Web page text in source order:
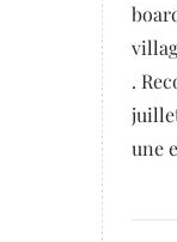
.
une